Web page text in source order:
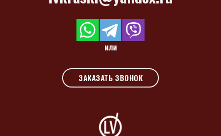
или
ЗАКАЗАТЬ ЗВОНОК